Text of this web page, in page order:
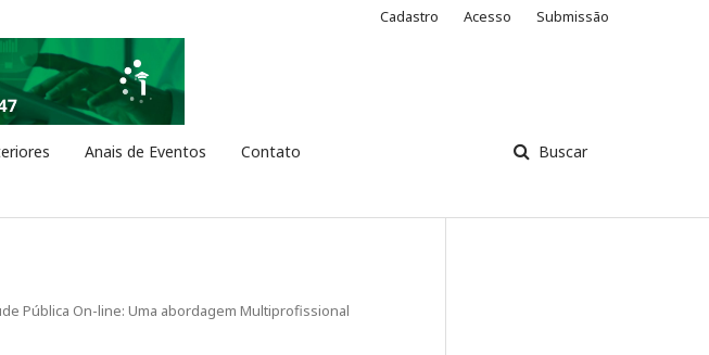
Anais de Eventos Contato Buscar
Cadastro Acesso Submissão
Pública On-line: Uma abordagem Multiprofissional